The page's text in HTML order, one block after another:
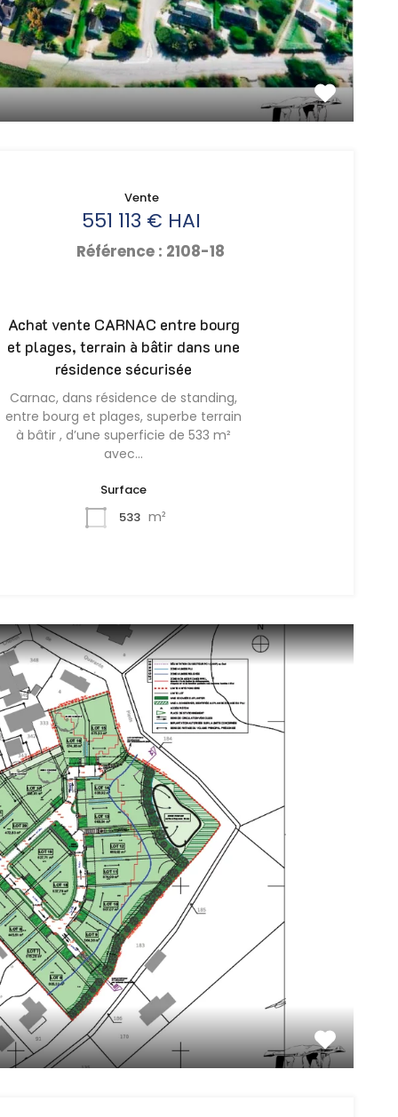
Achat vente CARNAC entre bourg
et plages, terrain à bâtir dans une
résidence sécurisée
Carnac, dans résidence de standing,
entre bourg et plages, superbe terrain
à bâtir , d’une superficie de 533 m²
avec…
Surface
533 m²
Vente
551 113 € HAI
Référence : 2108-18